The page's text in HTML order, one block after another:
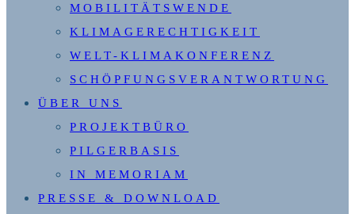
MOBILITÄTSWENDE
KLIMAGERECHTIGKEIT
WELT-KLIMAKONFERENZ
SCHÖPFUNGSVERANTWORTUNG
ÜBER UNS
PROJEKTBÜRO
PILGERBASIS
IN MEMORIAM
PRESSE & DOWNLOAD